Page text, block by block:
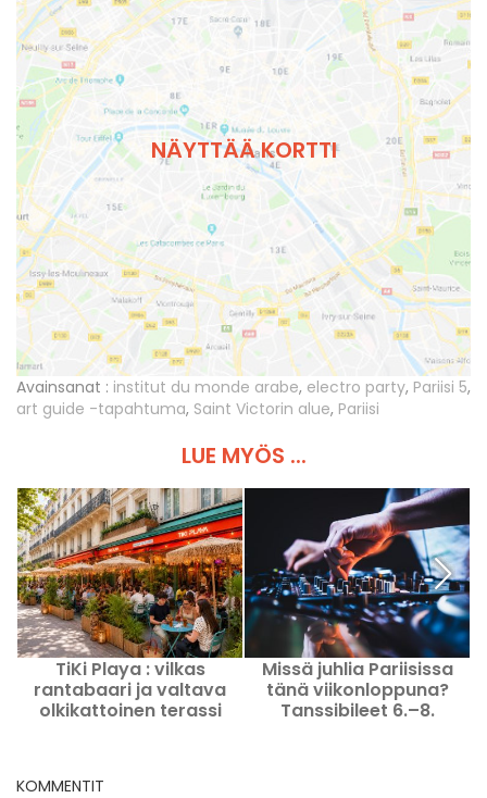
NÄYTTÄÄ KORTTI
Avainsanat : institut du monde arabe, electro party, Pariisi 5,
art guide -tapahtuma, Saint Victorin alue, Pariisi
LUE MYÖS ...
TiKi Playa : vilkas
rantabaari ja valtava
olkikattoinen terassi
Missä juhlia Pariisissa
tänä viikonloppuna?
Tanssibileet 6.–8.
KOMMENTIT